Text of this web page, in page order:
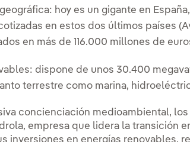
hoy es un gigante en
en estos dos últimos países
en más de 116.000 millones de
dispone de unos 30.400
terrestre como marina,
concienciación medioambiental, los
empresa que lidera la transición
inversiones en energías renovables,